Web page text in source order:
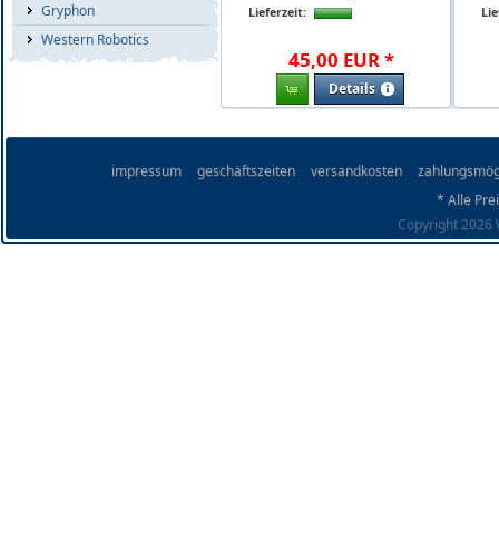
Gryphon
Western Robotics
Lieferzeit:
45,00 EUR*
Details
impressum geschäftszeiten versandkosten
* Alle
Copyright 2026